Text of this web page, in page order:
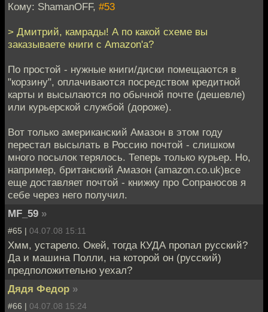
Кому: ShamanOFF, #53
> Дмитрий, камрады! А по какой схеме вы
заказываете книги с Amazon'a?
По простой - нужные книги/диски помещаются в
"корзину", оплачиваются посредством кредитной
карты и высылаются по обычной почте (дешевле)
или курьерской службой (дороже).
Вот только американский Амазон в этом году
перестал высылать в Россию почтой - слишком
много посылок терялось. Теперь только курьер. Но,
например, британский Амазон (amazon.co.uk)все
еще доставляет почтой - книжку про Сопраносов я
себе через него получил.
MF_59 »
#65 | 04.07.08 15:11
Хмм, устарело. Окей, тогда КУДА пропал русский?
Да и машина Полли, на которой он (русский)
предположительно уехал?
Дядя Федор »
#66 | 04.07.08 15:24